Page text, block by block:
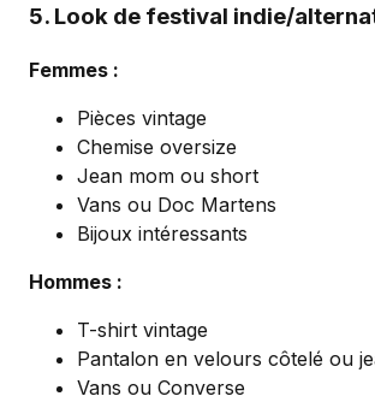
5. Look de festival indie/
Femmes :
Pièces vintage
Chemise oversize
Jean mom ou short
Vans ou Doc Martens
Bijoux intéressants
Hommes :
T-shirt vintage
Pantalon en velours côtelé ou
Vans ou Converse